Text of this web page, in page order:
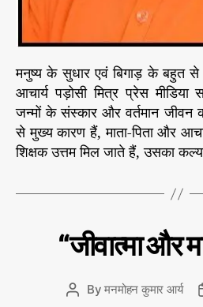
मनुष्य के सुधार एवं बिगाड़ के बहुत से
आचार्य पड़ोसी मित्र प्रेस
जन्मों के संस्कार और वर्तमान जीवन
से मुख्य कारण हैं, माता-पिता और
शिक्षक उत्तम मिल जाते हैं, उसका
“जीवात्मा और
P Byमनमोहन कुमार आर्य